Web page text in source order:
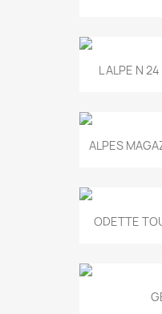
L ALPE N
ALPES
ODETTE